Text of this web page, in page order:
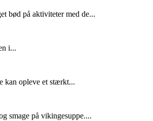
bød på aktiviteter med de...
i...
kan opleve et stærkt...
smage på vikingesuppe....